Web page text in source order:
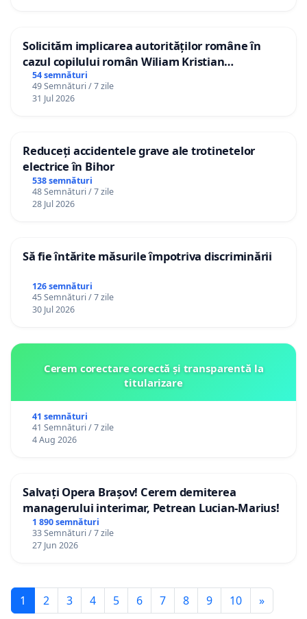
Solicităm implicarea autorităților române în
cazul copilului român Wiliam Kristian
Gheorghe, aflat în plasament în Danemarca de
12 ani
54 semnături
49 Semnături / 7 zile
31 Jul 2026
Reduceți accidentele grave ale trotinetelor
electrice în Bihor
538 semnături
48 Semnături / 7 zile
28 Jul 2026
Să fie întărite măsurile împotriva discriminării
126 semnături
45 Semnături / 7 zile
30 Jul 2026
Cerem corectare corectă și transparentă la
titularizare
41 semnături
41 Semnături / 7 zile
4 Aug 2026
Salvați Opera Brașov! Cerem demiterea
managerului interimar, Petrean Lucian-Marius!
1 890 semnături
33 Semnături / 7 zile
27 Jun 2026
1 2 3 4 5 6 7 8 9 10 »